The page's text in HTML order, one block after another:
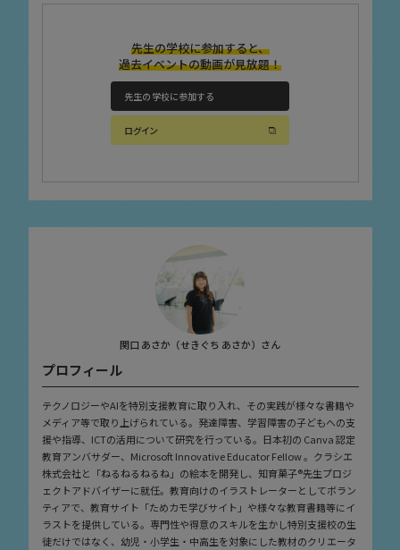
先生の学校に参加すると、
過去イベントの動画が見放題！
先生の学校に参加する
ログイン
関口 あさか（せきぐち あさか）さん
プロフィール
テクノロジーやAIを特別支援教育に取り入れ、その実践が様々な書籍や
メディア等で取り上げられている。発達障害、学習障害の子どもへの支
援や指導、ICTの活用について研究を行っている。日本初の Canva 認定
教育アンバサダー、Microsoft Innovative Educator Fellow 。クラシエ
株式会社と「ねるねるねるね」の絵本を開発し、知育菓子®先生プロジ
ェクトアドバイザーに就任。教育向けのイラストレーターとしてボラン
ティアで、教育サイト「ためカモ学びサイト」や様々な教育書籍等にイ
ラストを提供している。専門性や得意のスキルを生かし特別支援校の生
徒だけではなく、幼児・小学生・中高生を対象にした教材のクリエータ